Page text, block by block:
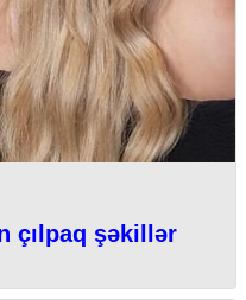
çılpaq şəkillər